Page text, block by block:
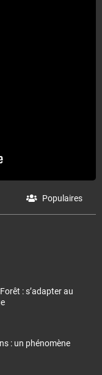
Populaires
: s’adapter au
: un phénomène